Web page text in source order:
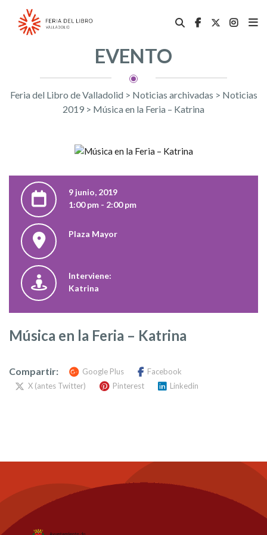
EVENTO
Feria del Libro de Valladolid > Noticias archivadas > Noticias
2019 > Música en la Feria – Katrina
9 junio, 2019
1:00 pm - 2:00 pm
Plaza Mayor
Interviene:
Katrina
Música en la Feria – Katrina
Compartir: Google Plus
Facebook
X (antes Twitter)
Pinterest Linkedin